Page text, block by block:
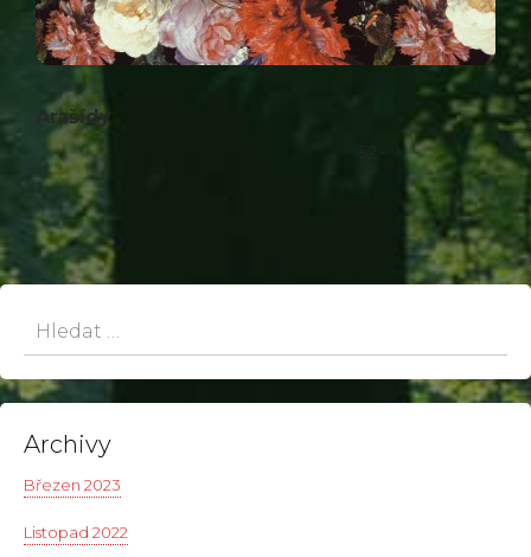
Arašídy
52,-
Archivy
Březen 2023
Listopad 2022